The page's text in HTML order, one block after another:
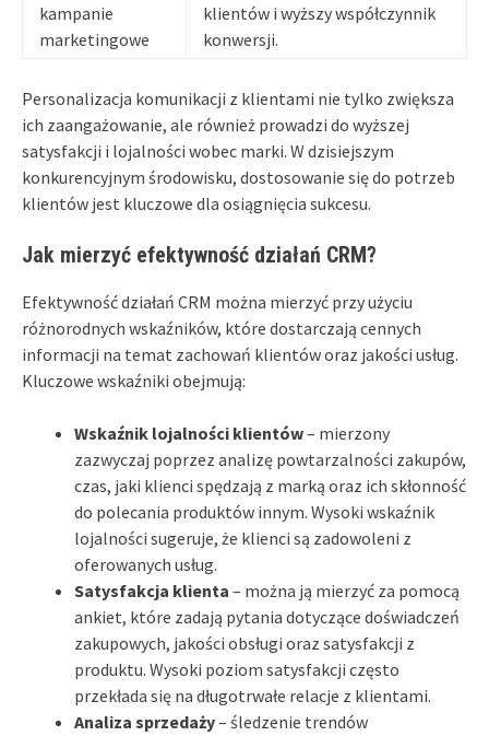
kampanie
marketingowe
klientów i wyższy współczynnik
konwersji.
Personalizacja komunikacji z klientami nie tylko zwiększa
ich zaangażowanie, ale również prowadzi do wyższej
satysfakcji i lojalności wobec marki. W dzisiejszym
konkurencyjnym środowisku, dostosowanie się do potrzeb
klientów jest kluczowe dla osiągnięcia sukcesu.
Jak mierzyć efektywność działań CRM?
Efektywność działań CRM można mierzyć przy użyciu
różnorodnych wskaźników, które dostarczają cennych
informacji na temat zachowań klientów oraz jakości usług.
Kluczowe wskaźniki obejmują:
Wskaźnik lojalności klientów– mierzony
zazwyczaj poprzez analizę powtarzalności zakupów,
czas, jaki klienci spędzają z marką oraz ich skłonność
do polecania produktów innym. Wysoki wskaźnik
lojalności sugeruje, że klienci są zadowoleni z
oferowanych usług.
Satysfakcja klienta – można ją mierzyć za pomocą
ankiet, które zadają pytania dotyczące doświadczeń
zakupowych, jakości obsługi oraz satysfakcji z
produktu. Wysoki poziom satysfakcji często
przekłada się na długotrwałe relacje z klientami.
Analiza sprzedaży– śledzenie trendów